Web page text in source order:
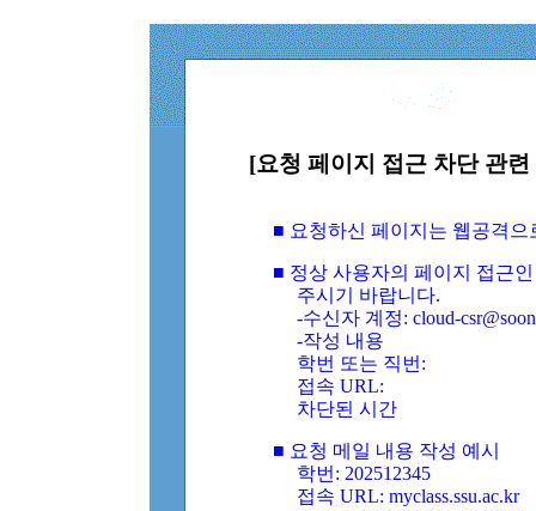
[요청 페이지 접근 차단 관
■ 요청하신 페이지는 웹공격
■ 정상 사용자의 페이지 접근
주시기 바랍니다.
-수신자 계정: cloud-
-작성 내용
학번 또는 직번:
접속 URL:
차단된 시간
■ 요청 메일 내용 작성 예시
학번: 202512345
접속 URL: myclass.ssu.ac.kr